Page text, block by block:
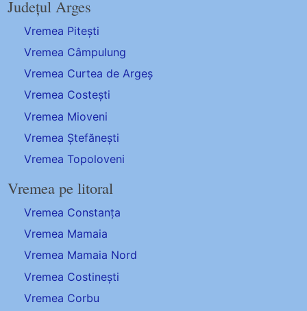
Județul Arges
Vremea Pitești
Vremea Câmpulung
Vremea Curtea de Argeș
Vremea Costești
Vremea Mioveni
Vremea Ștefănești
Vremea Topoloveni
Vremea pe litoral
Vremea Constanța
Vremea Mamaia
Vremea Mamaia Nord
Vremea Costinești
Vremea Corbu